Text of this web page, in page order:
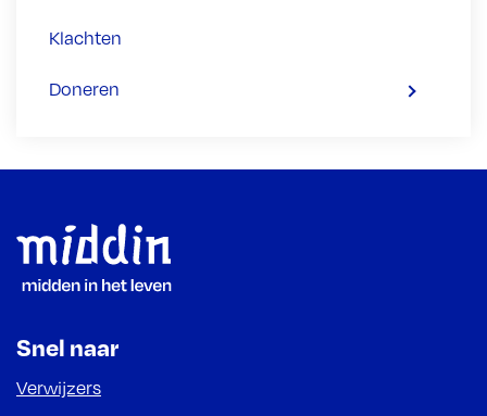
Klachten
Doneren
Footer
Snel naar
Verwijzers